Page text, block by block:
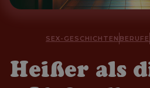
SEX-GESCHICHTEN BERUFE
Heißer als